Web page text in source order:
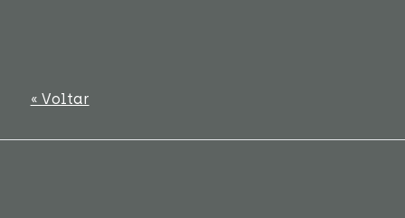
« Voltar